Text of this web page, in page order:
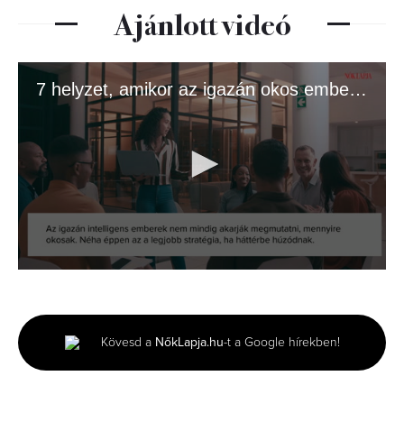
Ajánlott videó
7 helyzet, amikor az igazán okos emberek butának tettetik magukat
minute,
11
seconds
Kövesd a NőkLapja.hu-t a Google hírekben!